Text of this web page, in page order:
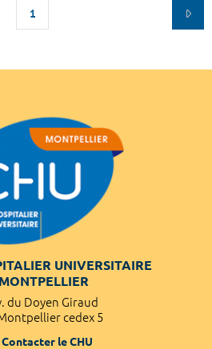
1
UNIVERSITAIRE
du Doyen Giraud
cedex 5
Contacter le CHU